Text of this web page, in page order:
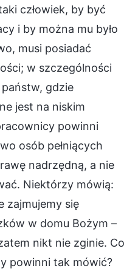
człowiek, by być
i by można mu było
musi posiadać
w szczególności
gdzie
jest na niskim
powinni
osób pełniących
nadrzędną, a nie
Niektórzy mówią:
zajmujemy się
w domu Bożym –
nikt nie zginie. Co
powinni tak mówić?